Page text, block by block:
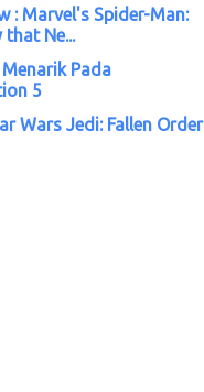
: Marvel's Spider-Man:
that Ne...
Pada
5
Wars Jedi: Fallen Order